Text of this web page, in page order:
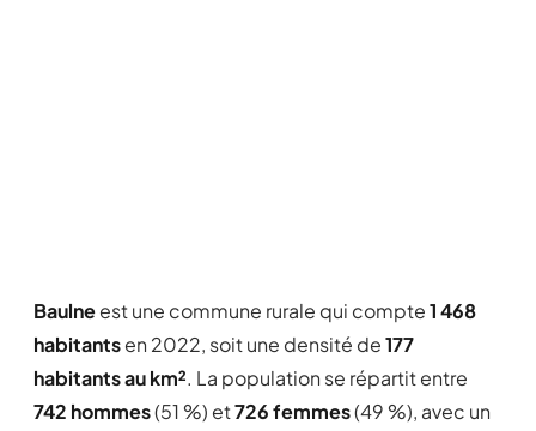
Baulneest une commune rurale qui compte1 468
habitantsen 2022, soit une densité de177
habitants au km². La population se répartit entre
742 hommes(51 %) et726 femmes(49 %), avec un